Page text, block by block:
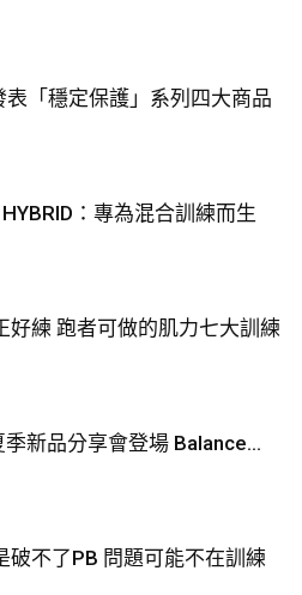
表「穩定保護」系列四大商品
：專為混合訓練而生
好練 跑者可做的肌力七大訓練
新品分享會登場 Balance...
破不了PB 問題可能不在訓練